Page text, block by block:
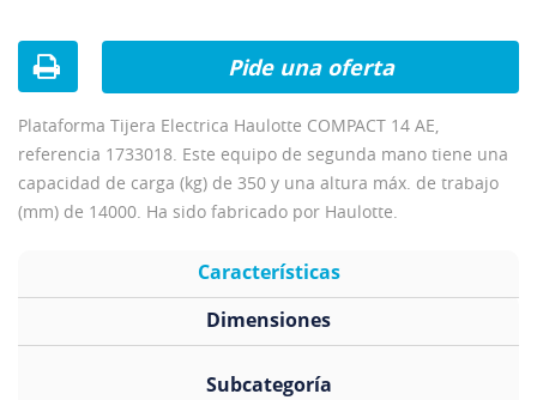
Plataforma Tijera Electrica Haulotte COMPACT 14 AE,
referencia 1733018. Este equipo de segunda mano tiene una
capacidad de carga (kg) de 350 y una altura máx. de trabajo
(mm) de 14000. Ha sido fabricado por Haulotte.
Pide una oferta
Características
Subcategoría
Dimensiones